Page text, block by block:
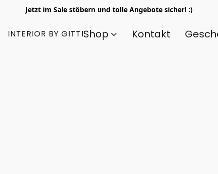
Jetzt im Sale stöbern und tolle Angebote sicher! :)
INTERIOR BY GITTIShop Kontakt